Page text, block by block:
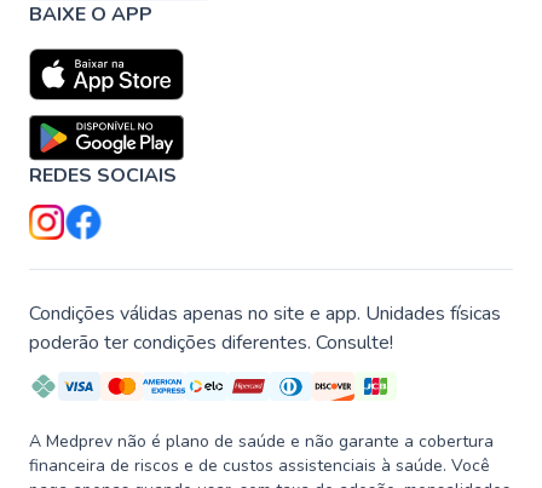
BAIXE O APP
REDES SOCIAIS
Condições válidas apenas no site e app. Unidades físicas
poderão ter condições diferentes. Consulte!
A Medprev não é plano de saúde e não garante a cobertura
financeira de riscos e de custos assistenciais à saúde. Você